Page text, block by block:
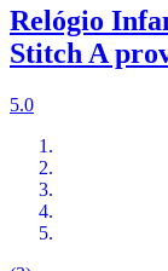
Relógio
Stitch A
5.0